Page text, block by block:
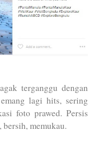
terganggu dengan
lagi hits, sering
foto prawed. Persis
memukau.